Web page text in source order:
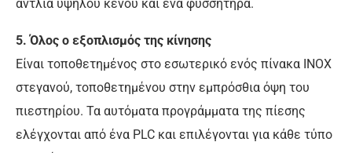
αντλία υψηλού κενού και ένα φυσσητήρα.
5. Όλος ο εξοπλισμός της κίνησης
Είναι τοποθετημένος στο εσωτερικό ενός πίνακα ΙΝΟΧ
στεγανού, τοποθετημένου στην εμπρόσθια όψη του
πιεστηρίου. Τα αυτόματα προγράμματα της πίεσης
ελέγχονται από ένα PLC και επιλέγονται για κάθε τύπο